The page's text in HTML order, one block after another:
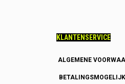
KLANTENSERVICE
ALGEMENE